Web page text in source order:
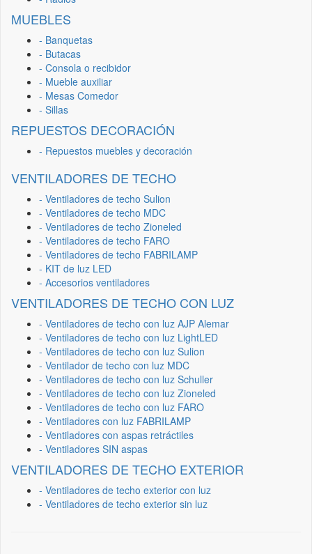
MUEBLES
- Banquetas
- Butacas
- Consola o recibidor
- Mueble auxiliar
- Mesas Comedor
- Sillas
REPUESTOS DECORACIÓN
- Repuestos muebles y decoración
VENTILADORES DE TECHO
- Ventiladores de techo Sulion
- Ventiladores de techo MDC
- Ventiladores de techo Zioneled
- Ventiladores de techo FARO
- Ventiladores de techo FABRILAMP
- KIT de luz LED
- Accesorios ventiladores
VENTILADORES DE TECHO CON LUZ
- Ventiladores de techo con luz AJP Alemar
- Ventiladores de techo con luz LightLED
- Ventiladores de techo con luz Sulion
- Ventilador de techo con luz MDC
- Ventiladores de techo con luz Schuller
- Ventiladores de techo con luz Zioneled
- Ventiladores de techo con luz FARO
- Ventiladores con luz FABRILAMP
- Ventiladores con aspas retráctiles
- Ventiladores SIN aspas
VENTILADORES DE TECHO EXTERIOR
- Ventiladores de techo exterior con luz
- Ventiladores de techo exterior sin luz